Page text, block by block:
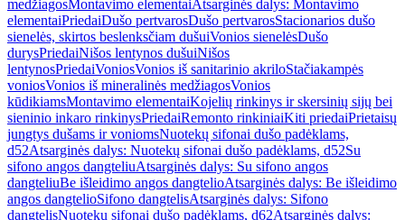
medžiagosMontavimo elementaiAtsarginės dalys: Montavimo
elementaiPriedaiDušo pertvarosDušo pertvarosStacionarios dušo
sienelės, skirtos beslenksčiam dušuiVonios sienelėsDušo
durysPriedaiNišos lentynos dušuiNišos
lentynosPriedaiVoniosVonios iš sanitarinio akriloStačiakampės
voniosVonios iš mineralinės medžiagosVonios
kūdikiamsMontavimo elementaiKojelių rinkinys ir skersinių sijų bei
sieninio inkaro rinkinysPriedaiRemonto rinkiniaiKiti priedaiPrietaisų
jungtys dušams ir voniomsNuotekų sifonai dušo padėklams,
d52Atsarginės dalys: Nuotekų sifonai dušo padėklams, d52Su
sifono angos dangteliuAtsarginės dalys: Su sifono angos
dangteliuBe išleidimo angos dangtelioAtsarginės dalys: Be išleidimo
angos dangtelioSifono dangtelisAtsarginės dalys: Sifono
dangtelisNuotekų sifonai dušo padėklams, d62Atsarginės dalys: